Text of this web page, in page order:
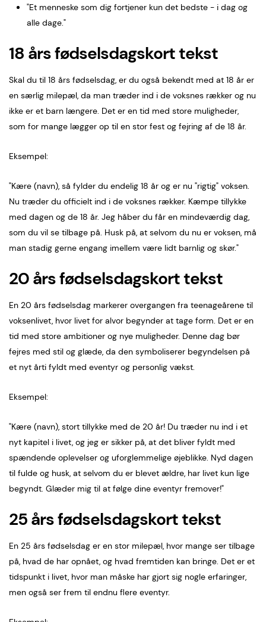
"Et menneske som dig fortjener kun det bedste - i dag og
alle dage."
18 års fødselsdagskort tekst
Skal du til 18 års fødselsdag, er du også bekendt med at 18 år er
en særlig milepæl, da man træder ind i de voksnes rækker og nu
ikke er et barn længere. Det er en tid med store muligheder,
som for mange lægger op til en stor fest og fejring af de 18 år.
Eksempel:
"Kære (navn), så fylder du endelig 18 år og er nu "rigtig" voksen.
Nu træder du officielt ind i de voksnes rækker. Kæmpe tillykke
med dagen og de 18 år. Jeg håber du får en mindeværdig dag,
som du vil se tilbage på. Husk på, at selvom du nu er voksen, må
man stadig gerne engang imellem være lidt barnlig og skør."
20 års fødselsdagskort tekst
En 20 års fødselsdag markerer overgangen fra teenageårene til
voksenlivet, hvor livet for alvor begynder at tage form. Det er en
tid med store ambitioner og nye muligheder. Denne dag bør
fejres med stil og glæde, da den symboliserer begyndelsen på
et nyt årti fyldt med eventyr og personlig vækst.
Eksempel:
"Kære (navn), stort tillykke med de 20 år! Du træder nu ind i et
nyt kapitel i livet, og jeg er sikker på, at det bliver fyldt med
spændende oplevelser og uforglemmelige øjeblikke. Nyd dagen
til fulde og husk, at selvom du er blevet ældre, har livet kun lige
begyndt. Glæder mig til at følge dine eventyr fremover!"
25 års fødselsdagskort tekst
En 25 års fødselsdag er en stor milepæl, hvor mange ser tilbage
på, hvad de har opnået, og hvad fremtiden kan bringe. Det er et
tidspunkt i livet, hvor man måske har gjort sig nogle erfaringer,
men også ser frem til endnu flere eventyr.